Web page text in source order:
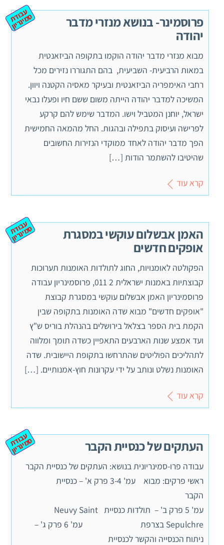
פרוסמינר- בנושא מנזרי מדבר
יהודה
ע
ב
וד
ת
ס
מ
ינ
ר
יון
מבוא מנזרי מדבר יהודה הוקמו בתקופה הביזאנטית
במאות הרביעית- השביעית, בהם התגוררו נזירים מכל
רחבי האימפריה הביזאנטית ובעיקר מאסיה הקטנה ויוון.
המשיכה למדבר יהודה הייתה משום ששם חיו ופעלו נבאי
ישראל, יוחנן המטביל וישו. המדבר שימש להם קרקע
לפרישה ועיסוק בתפילה ובהגות. החל מהמאה החמישית
הפך מדבר יהודה לאחד ממוקדי הנזירות החשובים
שהיטיבו להשתמר הודות […]
קרא עוד
האמן אבשלום עוקשי במסגרת
אופקים חדשים
ע
ב
וד
ת
ס
מ
ינ
ר
יון
הפקולטה לאומנויות, החוג לתולדות האומנות תערוכות
קבוצתיות באמנות ישראלית 2 011, פרוסמינריון עבודה
פרוסמינריון האמן אבשלום עוקשי במסגרת קבוצת
"אופקים חדשים" מבוא שדה האומנות בתקופה שבין
הקמת בית הספר בצלאל בירושלים בהנהלת בוריס ש"ץ
ועד אמצע שנות הארבעים התאפיין כשדה תומך ומלווה
לתהליכים הפוליטים שהתרחשו בתקופת היישובית. שדה
האומנות נשלט ונותב על ידי עקרונות חוץ-אמנותיים. […]
קרא עוד
העתקים של כנסיית הקבר ע
ב
וד
ת
ס
מ
ינ
ר
יון
עבודה פרו-סמינריונית בנושא: העתקים של כנסיית הקבר
ראשי פרקים: מבוא עמ' 3-4 פרק א' – כנסיית
הקבר
עמ' 5 פרק ב' – תולדות כנסיית Neuvy Saint
Sepulchre בצרפת עמ' 6 פרק ג' –
ניתוח הכנסייה והקשר לכנסיית